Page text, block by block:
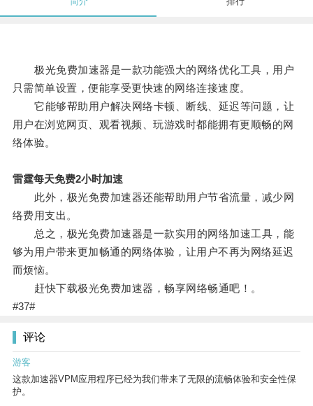
极光免费加速器是一款功能强大的网络优化工具，用户
只需简单设置，便能享受更快速的网络连接速度。
它能够帮助用户解决网络卡顿、断线、延迟等问题，让
用户在浏览网页、观看视频、玩游戏时都能拥有更顺畅的网
络体验。
雷霆每天免费2小时加速
此外，极光免费加速器还能帮助用户节省流量，减少网
络费用支出。
总之，极光免费加速器是一款实用的网络加速工具，能
够为用户带来更加畅通的网络体验，让用户不再为网络延迟
而烦恼。
赶快下载极光免费加速器，畅享网络畅通吧！。
#37#
评论
游客
这款加速器VPM应用程序已经为我们带来了无限的流畅体验和安全性保
护。